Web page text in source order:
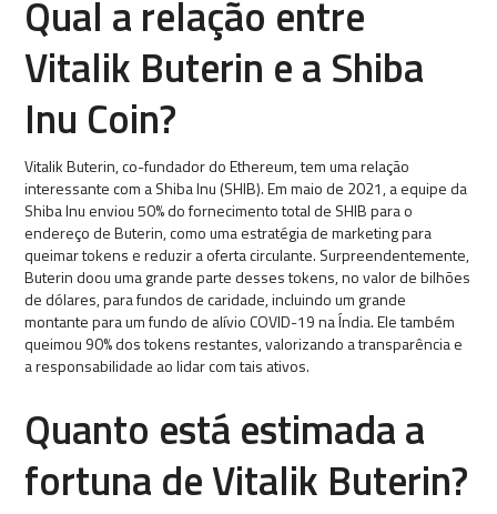
Qual a relação entre
Vitalik Buterin e a Shiba
Inu Coin?
Vitalik Buterin, co-fundador do Ethereum, tem uma relação
interessante com a Shiba Inu (SHIB). Em maio de 2021, a equipe da
Shiba Inu enviou 50% do fornecimento total de SHIB para o
endereço de Buterin, como uma estratégia de marketing para
queimar tokens e reduzir a oferta circulante. Surpreendentemente,
Buterin doou uma grande parte desses tokens, no valor de bilhões
de dólares, para fundos de caridade, incluindo um grande
montante para um fundo de alívio COVID-19 na Índia. Ele também
queimou 90% dos tokens restantes, valorizando a transparência e
a responsabilidade ao lidar com tais ativos.
Quanto está estimada a
fortuna de Vitalik Buterin?